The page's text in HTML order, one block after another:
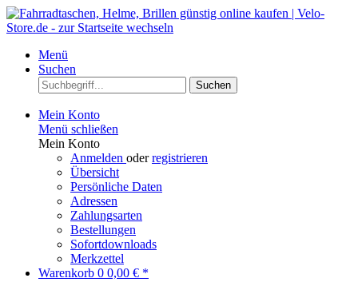
Menü
Suchen
Suchen
Mein Konto
Menü schließen
Mein Konto
Anmelden oderregistrieren
Übersicht
Persönliche Daten
Adressen
Zahlungsarten
Bestellungen
Sofortdownloads
Merkzettel
Warenkorb 0 0,00 € *